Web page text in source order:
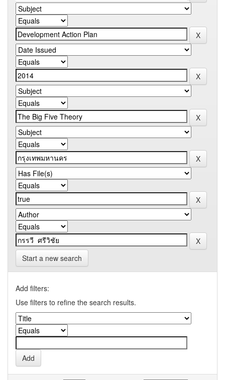
Start a new search
Add filters:
Use filters to refine the search results.